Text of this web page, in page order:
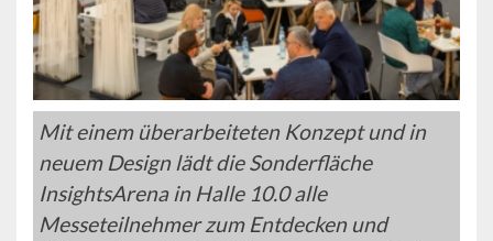
Mit einem überarbeiteten Konzept und in
neuem Design lädt die Sonderfläche
InsightsArena in Halle 10.0 alle
Messeteilnehmer zum Entdecken und